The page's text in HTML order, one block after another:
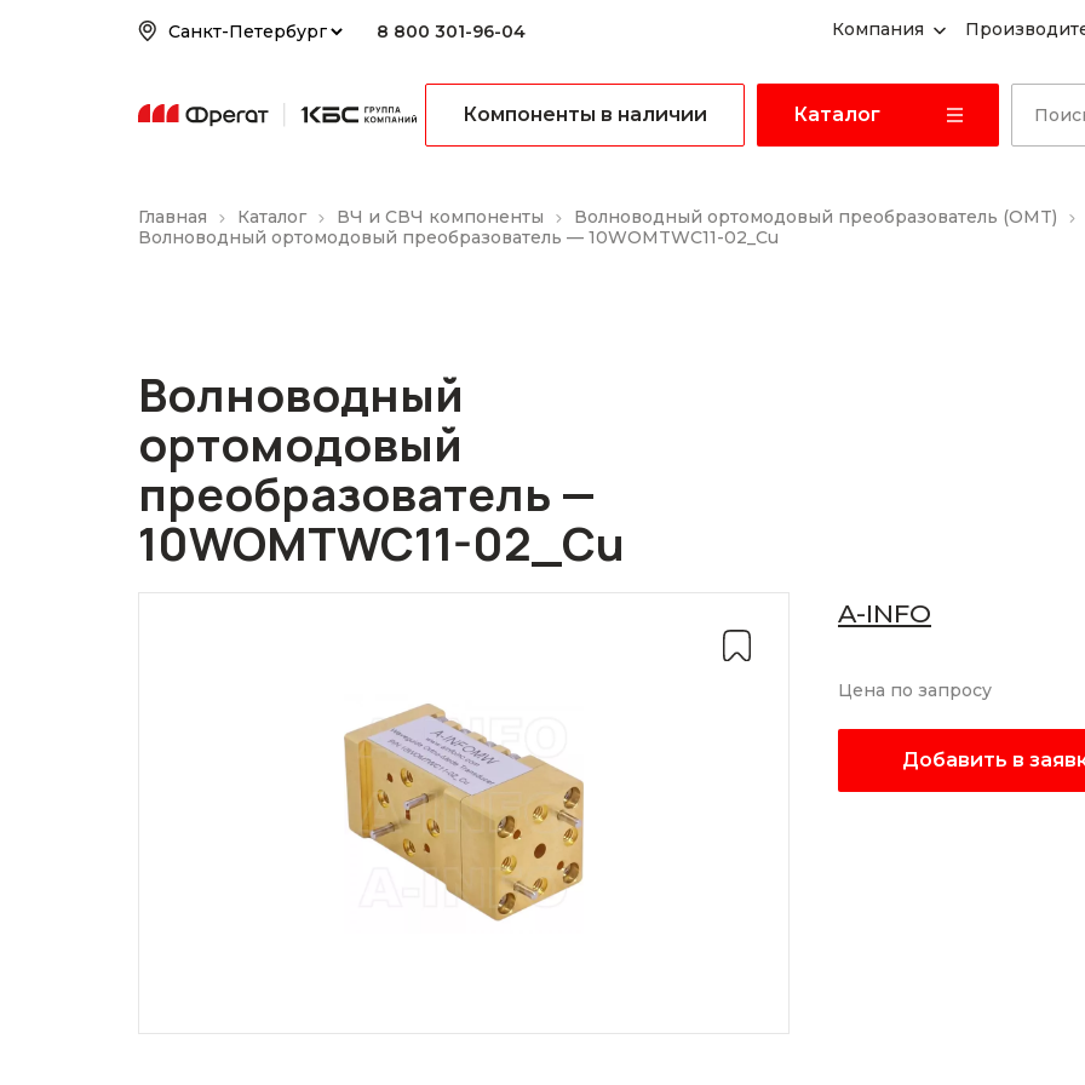
8 800 301-96-04 Компания
Компоненты в наличии Каталог
Главная Каталог ВЧ и СВЧ компоненты
Волноводный ортомодовый преобразователь (OMT)
Волноводный ортомодовый преобразователь — 10WOMTWC11-02_Cu
Волноводный
ортомодовый
преобразователь —
10WOMTWC11-02_Cu
A-INFO
Цена по запросу
Добавить в